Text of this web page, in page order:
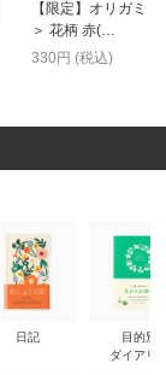
【限定】オリガミ
＞ 花柄 赤(…
330円 (税込)
日記
目的別
ダイアリ